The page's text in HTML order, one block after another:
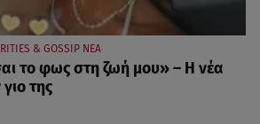
& GOSSIP ΝΕΑ
το φως στη ζωή μου» – Η νέα
της